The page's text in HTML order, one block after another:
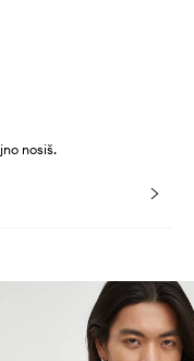
nosiš.